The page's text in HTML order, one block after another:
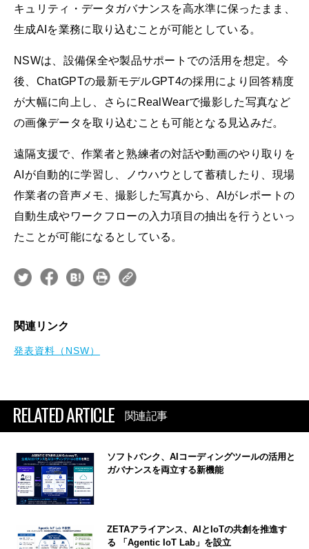
キュリティ・データガバナンスを高水準に保ったまま、
生成AIを業務に取り込むことが可能としている。
NSWは、設備保全や製品サポートでの活用を想定。今
後、ChatGPTの最新モデルGPT4の採用により回答精度
が大幅に向上し、さらにRealWearで撮影した写真など
の画像データを取り込むことも可能となる見込みだ。
遠隔支援で、作業者と熟練者の対話や動画のやり取りを
AIが自動的に学習し、ノウハウとして蓄積したり、現場
作業者の音声メモ、撮影した写真から、AIがレポートの
自動生成やワークフローの入力項目の抽出を行うといっ
たことが可能になるとしている。
関連リンク
発表資料（NSW）
RELATED ARTICLE 関連記事
ソフトバンク、AIコーディングツールの活用と
ガバナンスを両立する新機能
ZETAアライアンス、AIとIoTの共創を推進す
る 「Agentic IoT Lab」を設立